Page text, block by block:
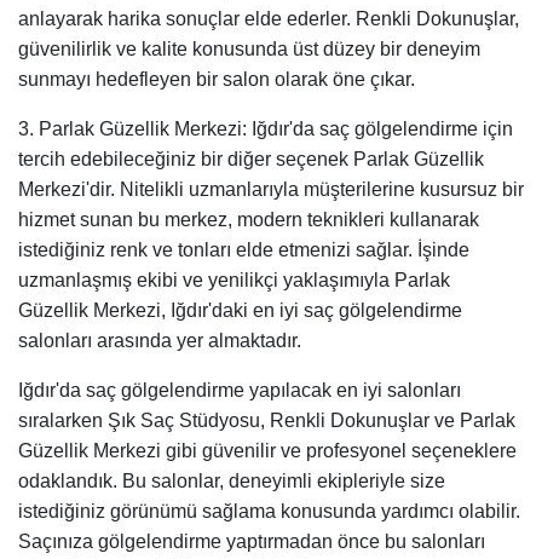
anlayarak harika sonuçlar elde ederler. Renkli Dokunuşlar,
güvenilirlik ve kalite konusunda üst düzey bir deneyim
sunmayı hedefleyen bir salon olarak öne çıkar.
3. Parlak Güzellik Merkezi: Iğdır'da saç gölgelendirme için
tercih edebileceğiniz bir diğer seçenek Parlak Güzellik
Merkezi'dir. Nitelikli uzmanlarıyla müşterilerine kusursuz bir
hizmet sunan bu merkez, modern teknikleri kullanarak
istediğiniz renk ve tonları elde etmenizi sağlar. İşinde
uzmanlaşmış ekibi ve yenilikçi yaklaşımıyla Parlak
Güzellik Merkezi, Iğdır'daki en iyi saç gölgelendirme
salonları arasında yer almaktadır.
Iğdır'da saç gölgelendirme yapılacak en iyi salonları
sıralarken Şık Saç Stüdyosu, Renkli Dokunuşlar ve Parlak
Güzellik Merkezi gibi güvenilir ve profesyonel seçeneklere
odaklandık. Bu salonlar, deneyimli ekipleriyle size
istediğiniz görünümü sağlama konusunda yardımcı olabilir.
Saçınıza gölgelendirme yaptırmadan önce bu salonları